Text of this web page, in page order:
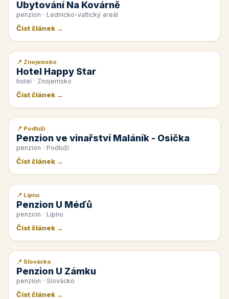
Ubytování Na Kovárně
penzion · Lednicko-valtický areál
Číst článek →
📰 PR článek
📍 Znojemsko
Hotel Happy Star
hotel · Znojemsko
Číst článek →
📰 PR článek
📍 Podluží
Penzion ve vinařství Maláník - Osička
penzion · Podluží
Číst článek →
📰 PR článek
📍 Lipno
Penzion U Méďů
penzion · Lipno
Číst článek →
📰 PR článek
📍 Slovácko
Penzion U Zámku
penzion · Slovácko
Číst článek →